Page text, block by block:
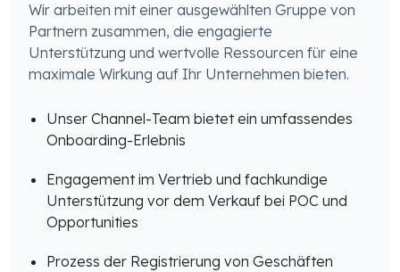
Wir arbeiten mit einer ausgewählten Gruppe von
Partnern zusammen, die engagierte
Unterstützung und wertvolle Ressourcen für eine
maximale Wirkung auf Ihr Unternehmen bieten.
Unser Channel-Team bietet ein umfassendes
Onboarding-Erlebnis
Engagement im Vertrieb und fachkundige
Unterstützung vor dem Verkauf bei POC und
Opportunities
Prozess der Registrierung von Geschäften